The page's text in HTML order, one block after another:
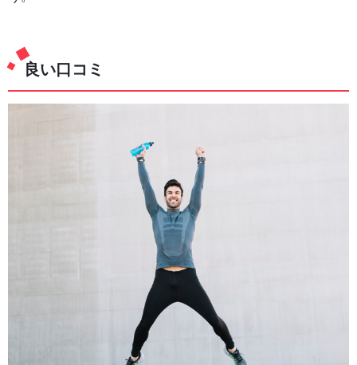
良い口コミ